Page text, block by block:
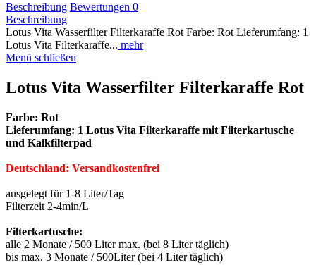
Beschreibung Bewertungen 0
Beschreibung
Lotus Vita Wasserfilter Filterkaraffe Rot Farbe: Rot Lieferumfang: 1
Lotus Vita Filterkaraffe... mehr
Menü schließen
Lotus Vita Wasserfilter Filterkaraffe Rot
Farbe: Rot
Lieferumfang: 1 Lotus Vita Filterkaraffe mit Filterkartusche
und Kalkfilterpad
Deutschland: Versandkostenfrei
ausgelegt für 1-8 Liter/Tag
Filterzeit 2-4min/L
Filterkartusche:
alle 2 Monate / 500 Liter max. (bei 8 Liter täglich)
bis max. 3 Monate / 500Liter (bei 4 Liter täglich)